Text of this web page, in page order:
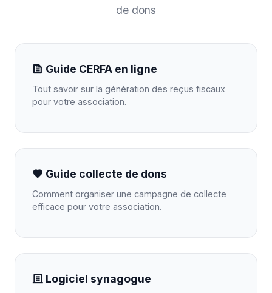
de dons
Guide CERFA en ligne
Tout savoir sur la génération des reçus fiscaux
pour votre association.
Guide collecte de dons
Comment organiser une campagne de collecte
efficace pour votre association.
Logiciel synagogue